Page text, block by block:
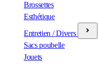
Brossettes
Esthétique
Entretien / Divers
Sacs poubelle
Jouets